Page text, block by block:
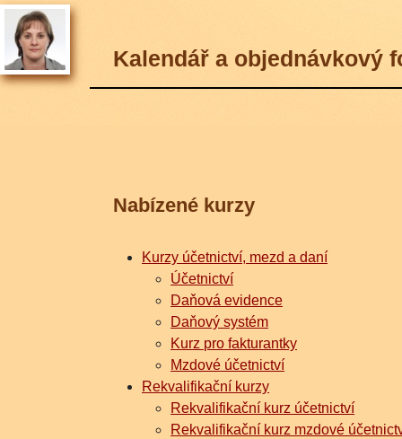
Kalendář a objednávkový
Nabízené kurzy
Kurzy účetnictví, mezd a daní
Účetnictví
Daňová evidence
Daňový systém
Kurz pro fakturantky
Mzdové účetnictví
Rekvalifikační kurzy
Rekvalifikační kurz účetnictví
Rekvalifikační kurz mzdové